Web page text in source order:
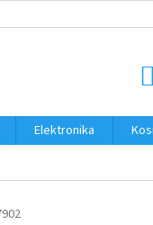
OCHRANY OSOBNÍCH
Elektronika